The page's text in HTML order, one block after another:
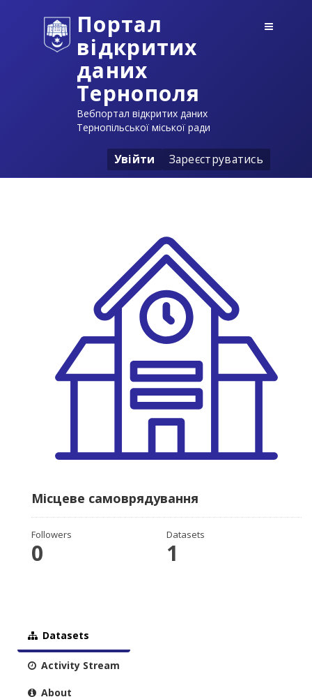
Портал
відкритих
даних
Тернополя
Вебпортал відкритих даних
Тернопільської міської ради
Увійти Зареєструватись
Місцеве самоврядування
Followers
0
Datasets
1
Datasets
Activity Stream
About